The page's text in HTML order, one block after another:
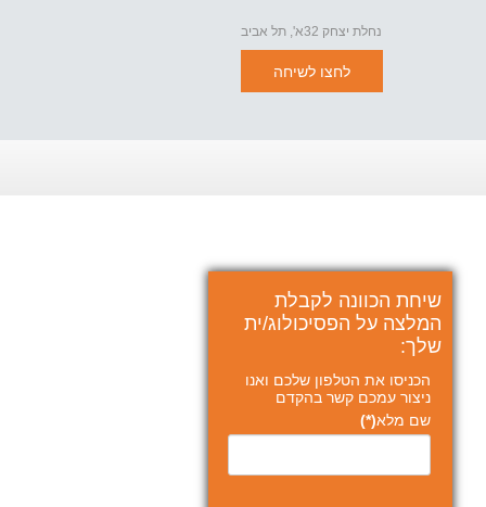
נחלת יצחק 32א', תל אביב
לחצו לשיחה
שיחת הכוונה לקבלת
המלצה על הפסיכולוג/ית
שלך:
הכניסו את הטלפון שלכם ואנו
ניצור עמכם קשר בהקדם
שם מלא(*)